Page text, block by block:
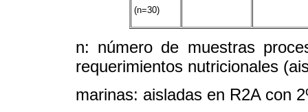
(n=30)
n: número de muestras
requerimientos nutricionales
marinas: aisladas en R2A con